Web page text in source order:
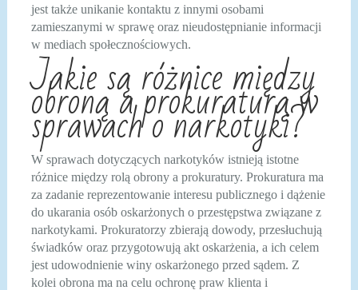
jest także unikanie kontaktu z innymi osobami
zamieszanymi w sprawę oraz nieudostępnianie informacji
w mediach społecznościowych.
Jakie są różnice między
obroną a prokuraturą w
sprawach o narkotyki?
W sprawach dotyczących narkotyków istnieją istotne
różnice między rolą obrony a prokuratury. Prokuratura ma
za zadanie reprezentowanie interesu publicznego i dążenie
do ukarania osób oskarżonych o przestępstwa związane z
narkotykami. Prokuratorzy zbierają dowody, przesłuchują
świadków oraz przygotowują akt oskarżenia, a ich celem
jest udowodnienie winy oskarżonego przed sądem. Z
kolei obrona ma na celu ochronę praw klienta i